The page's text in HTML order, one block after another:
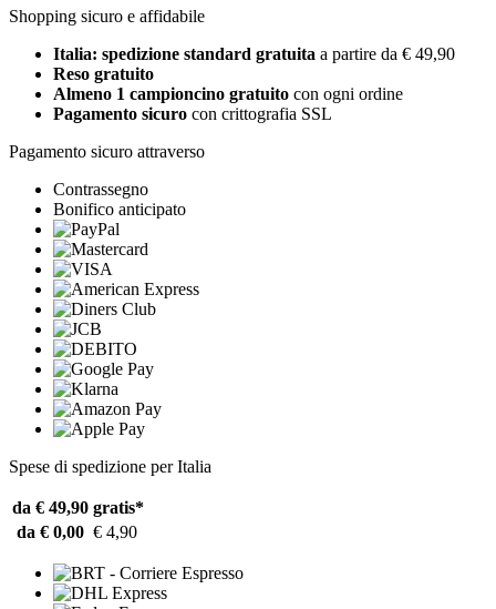
Shopping sicuro e affidabile
Italia: spedizione standard gratuita a partire da € 49,90
Reso gratuito
Almeno 1 campioncino gratuito con ogni ordine
Pagamento sicuro con crittografia SSL
Pagamento sicuro attraverso
Contrassegno
Bonifico anticipato
Spese di spedizione per Italia
da € 49,90 gratis*
da € 0,00 € 4,90